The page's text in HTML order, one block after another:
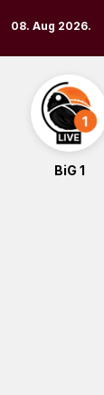
to
content
08. Aug 2026.
BiG 1